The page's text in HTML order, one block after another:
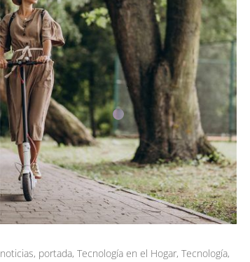
noticias, portada, Tecnología en el Hogar, Tecnología,